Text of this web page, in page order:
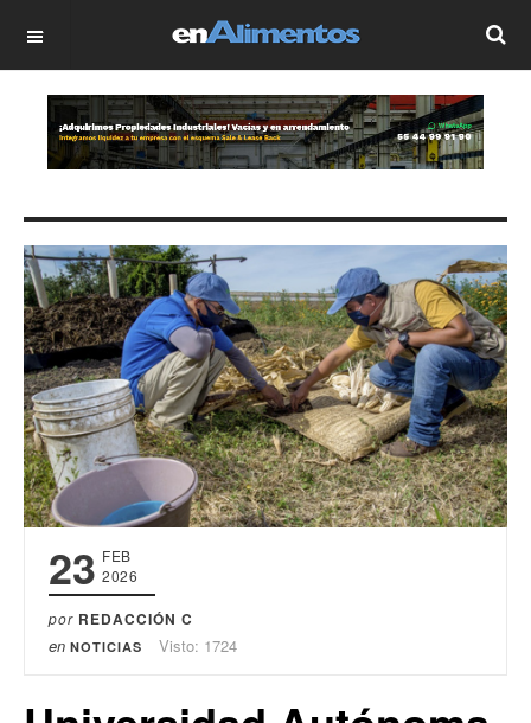
OFF CANVAS
23 FEB
2026
por REDACCIÓN C
en NOTICIAS Visto: 1724